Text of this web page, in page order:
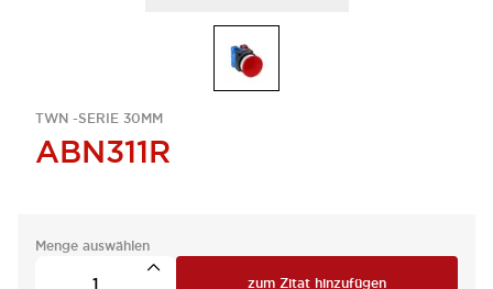
TWN -SERIE 30MM
ABN311R
Menge auswählen
zum Zitat hinzufügen